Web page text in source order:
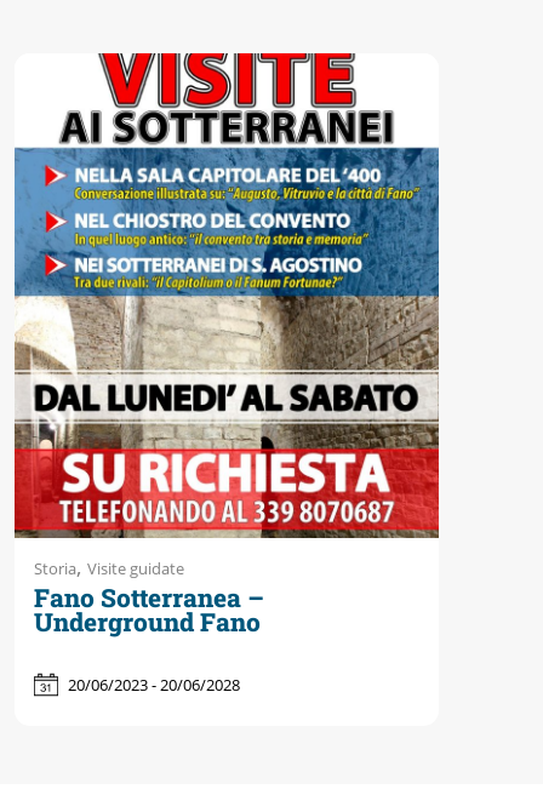
Storia, Visite guidate
Fano Sotterranea –
Underground Fano
20/06/2023 - 20/06/2028